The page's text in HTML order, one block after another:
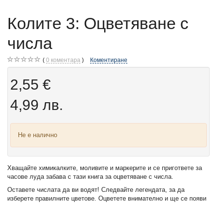
Колите 3: Оцветяване с
числа
0 коментара Коментиране
2,55 €
4,99 лв.
Не е налично
Хващайте химикалките, моливите и маркерите и се пригответе за
часове луда забава с тази книга за оцветяване с числа.
Оставете числата да ви водят! Следвайте легендата, за да
изберете правилните цветове. Оцветете внимателно и ще се появи